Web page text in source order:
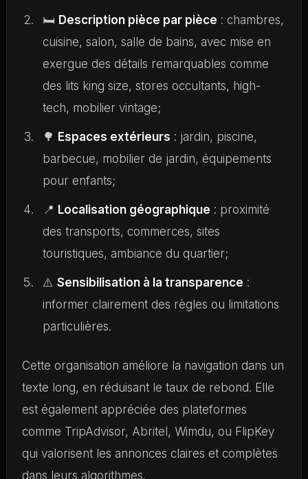
🛏️ Description pièce par pièce : chambres,
cuisine, salon, salle de bains, avec mise en
exergue des détails remarquables comme
des lits king size, stores occultants, high-
tech, mobilier vintage;
🌳 Espaces extérieurs : jardin, piscine,
barbecue, mobilier de jardin, équipements
pour enfants;
📍 Localisation géographique : proximité
des transports, commerces, sites
touristiques, ambiance du quartier;
⚠️ Sensibilisation à la transparence :
informer clairement des règles ou limitations
particulières.
Cette organisation améliore la navigation dans un
texte long, en réduisant le taux de rebond. Elle
est également appréciée des plateformes
comme TripAdvisor, Abritel, Wimdu, ou FlipKey
qui valorisent les annonces claires et complètes
dans leurs algorithmes.